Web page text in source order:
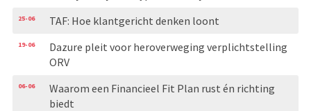
25-06 TAF: Hoe klantgericht denken loont
19-06
Dazure pleit voor heroverweging verplichtstelling
ORV
06-06
Waarom een Financieel Fit Plan rust én richting
biedt